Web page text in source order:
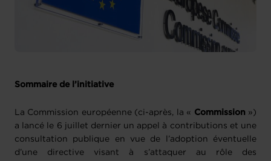
Sommaire de l’initiative
La Commission européenne (ci-après, la « Commission »)
a lancé le 6 juillet dernier un appel à contributions et une
consultation publique en vue de l’adoption éventuelle
d’une directive visant à s’attaquer au rôle des